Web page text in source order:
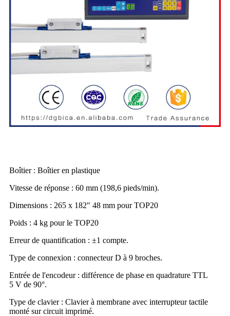
Boîtier : Boîtier en plastique
Vitesse de réponse : 60 mm (198,6 pieds/min).
Dimensions : 265 x 182″ 48 mm pour TOP20
Poids : 4 kg pour le TOP20
Erreur de quantification : ±1 compte.
Type de connexion : connecteur D à 9 broches.
Entrée de l'encodeur : différence de phase en quadrature TTL
5 V de 90°.
Type de clavier : Clavier à membrane avec interrupteur tactile
monté sur circuit imprimé.